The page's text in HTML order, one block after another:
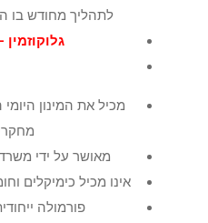
לתהליך מחודש בו
מכיל את המינון
מאושר על ידי
אינו מכיל כימיקלים
פורמולה